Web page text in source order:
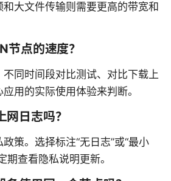
大文件传输则需要更高的带宽和
节点的速度？
同时间段对比测试、对比下载上
用的实际使用体验来判断。
日志吗？
策。选择标注“无日志”或“最小
期查看隐私说明更新。